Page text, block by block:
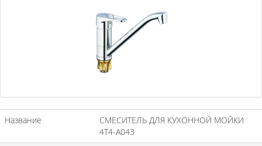
Название
СМЕСИТЕЛЬ ДЛЯ КУХОННОЙ МОЙКИ
4T4-A043